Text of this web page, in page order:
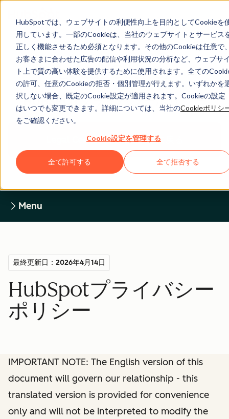
HubSpotでは、ウェブサイトの利便性向上を目的としてCookieを
用しています。一部のCookieは、当社のウェブサイトとサービス
正しく機能させるため必須となります。その他のCookieは任意で
お客さまに合わせた広告の配信や利用状況の分析など、ウェブサ
ト上で質の高い体験を提供するために使用されます。全ての
の許可、任意のCookieの拒否・個別管理が行えます。いずれかを
択しない場合、既定のCookie設定が適用されます。Cookieの設定
はいつでも変更できます。詳細については、当社のCookieポリシ
をご確認ください。
Cookie設定を管理する
全て許可する 全て拒否する
Legal Center
HUBSPOTプライバシーポリシー
Legal Centerホームページに戻る
Menu
最終更新日：2026年4月14日
HubSpotプライバシー
ポリシー
IMPORTANT NOTE: The English version of this
document will govern our relationship - this
translated version is provided for convenience
only and will not be interpreted to modify the